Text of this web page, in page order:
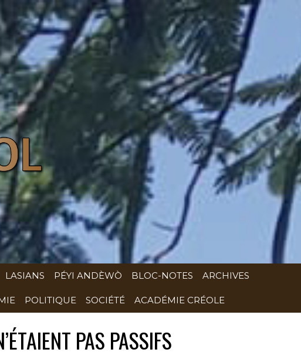
LASIANS PÉYI ANDÈWÒ BLOC-NOTES ARCHIVES
POLITIQUE SOCIÉTÉ ACADÉMIE CRÉOLE
PAS PASSIFS